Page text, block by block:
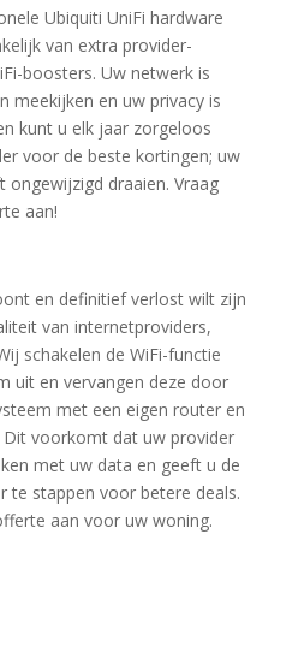
Ubiquiti UniFi hardware
van extra provider-
boosters. Uw netwerk is
meekijken en uw privacy is
kunt u elk jaar zorgeloos
voor de beste kortingen; uw
ongewijzigd draaien. Vraag
aan!
en definitief verlost wilt zijn
van internetproviders,
schakelen de WiFi-functie
uit en vervangen deze door
met een eigen router en
voorkomt dat uw provider
met uw data en geeft u de
te stappen voor betere deals.
aan voor uw woning.